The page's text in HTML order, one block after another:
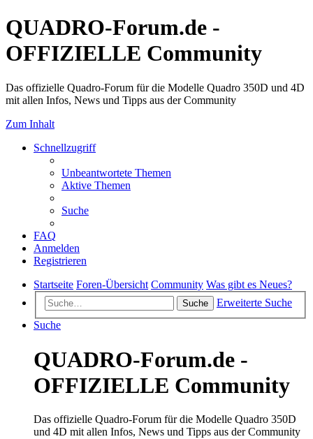
QUADRO-Forum.de -
OFFIZIELLE Community
Das offizielle Quadro-Forum für die Modelle Quadro 350D und 4D
mit allen Infos, News und Tipps aus der Community
Zum Inhalt
Schnellzugriff
Unbeantwortete Themen
Aktive Themen
Suche
FAQ
Anmelden
Registrieren
Startseite Foren-Übersicht Community Was gibt es Neues?
Suche
Erweiterte Suche
Suche
QUADRO-Forum.de -
OFFIZIELLE Community
Das offizielle Quadro-Forum für die Modelle Quadro 350D
und 4D mit allen Infos, News und Tipps aus der Community